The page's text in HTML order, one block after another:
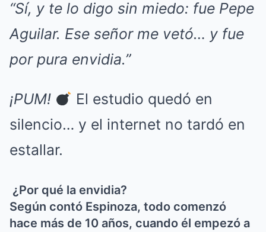
“Sí, y te lo digo sin miedo: fue Pepe
Aguilar. Ese señor me vetó… y fue
por pura envidia.”
¡PUM!
El estudio quedó en
silencio… y el internet no tardó en
estallar.
¿Por qué la envidia?
Según contó Espinoza, todo comenzó
hace más de 10 años, cuando él empezó a